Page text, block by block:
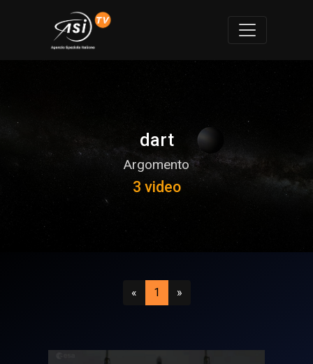
dart
Argomento
3 video
«Precedente
1 (attuale)
»Successivo